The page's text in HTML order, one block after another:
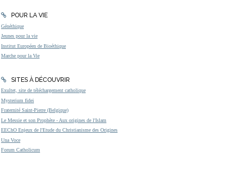
POUR LA VIE
Généthique
Jeunes pour la vie
Institut Européen de Bioéthique
Marche pour la Vie
SITES À DÉCOUVRIR
Exultet, site de téléchargement catholique
Mysterium fidei
Fraternité Saint-Pierre (Belgique)
Le Messie et son Prophète - Aux origines de l'Islam
EEChO Enjeux de l'Etude du Christianisme des Origines
Una Voce
Forum Catholicum